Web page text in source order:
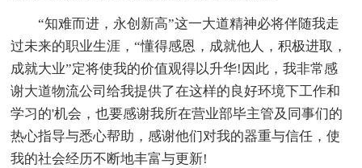
“知难而进，永创新高”这一大道精神必将伴随我走
过未来的职业生涯，“懂得感恩，成就他人，积极进取，
成就大业”定将使我的价值观得以升华!因此，我非常感
谢大道物流公司给我提供了在这样的良好环境下工作和
学习的'机会，也要感谢我所在营业部毕主管及同事们的
热心指导与悉心帮助，感谢他们对我的器重与信任，使
我的社会经历不断地丰富与更新!